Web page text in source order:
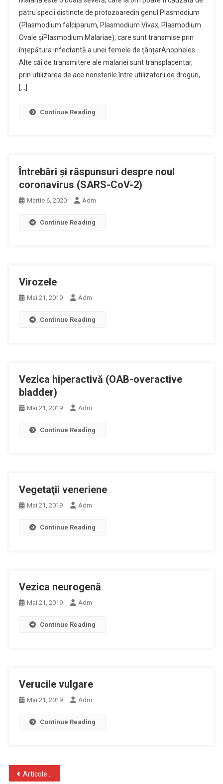
patru specii distincte de protozoaredin genul Plasmodium
(Plasmodium falciparum, Plasmodium Vivax, Plasmodium
Ovale șiPlasmodium Malariae), care sunt transmise prin
înțepătura infectantă a unei femele de țânțarAnopheles.
Alte căi de transmitere ale malariei sunt transplacentar,
prin utilizarea de ace nonsterile între utilizatorii de droguri,
[…]
Continue Reading
Întrebări și răspunsuri despre noul
coronavirus (SARS-CoV-2)
Martie 6, 2020 Adm
Continue Reading
Virozele
Mai 21, 2019 Adm
Continue Reading
Vezica hiperactivă (OAB-overactive
bladder)
Mai 21, 2019 Adm
Continue Reading
Vegetaţii veneriene
Mai 21, 2019 Adm
Continue Reading
Vezica neurogenă
Mai 21, 2019 Adm
Continue Reading
Verucile vulgare
Mai 21, 2019 Adm
Continue Reading
Navigare
Articole mai vechi